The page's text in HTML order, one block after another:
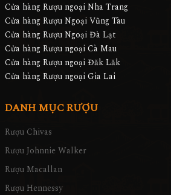
Cửa hàng Rượu ngoại Nha Trang
Cửa hàng Rượu Ngoại Vũng Tàu
Cửa hàng Rượu Ngoại Đà Lạt
Cửa hàng Rượu ngoại Cà Mau
Cửa hàng Rượu ngoại Đăk Lăk
Cửa hàng Rượu ngoại Gia Lai
DANH MỤC RƯỢU
Rượu Chivas
Rượu Johnnie Walker
Rượu Macallan
Rượu Hennessy